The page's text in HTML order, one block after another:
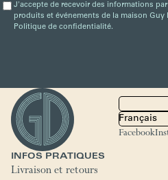
J'accepte de recevoir des informations
produits et événements de la maison Guy
Politique de confidentialité.
Facebook
INFOS PRATIQUES
Livraison et retours